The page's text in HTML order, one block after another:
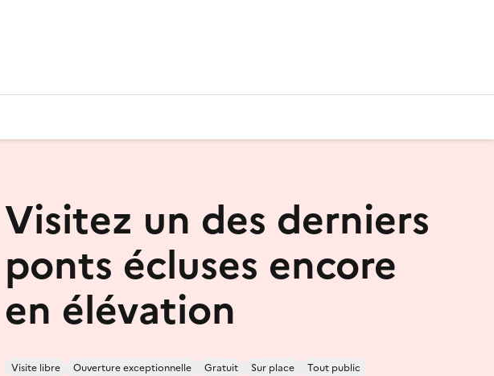
Visitez un des derniers
ponts écluses encore
en élévation
Visite libre Ouverture exceptionnelle Gratuit Sur place
Tout public